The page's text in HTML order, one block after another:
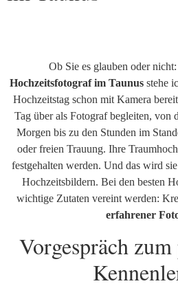
Ob Sie es glauben oder
Hochzeitsfotograf im Taunusstehe
Hochzeitstag schon mit Kamera
Tag über als Fotograf begleiten, von
Morgen bis zu den Stunden im
oder freien Trauung. Ihre
festgehalten werden. Und das wird
Hochzeitsbildern. Bei den besten
wichtige Zutaten vereint werden:
erfahrener
Vorgespräch